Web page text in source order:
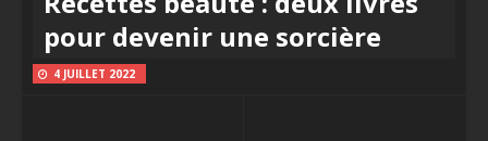
pour devenir une sorcière
4 JUILLET 2022